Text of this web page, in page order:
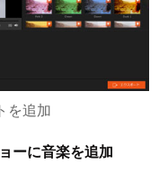
を追加
ーに音楽を追加